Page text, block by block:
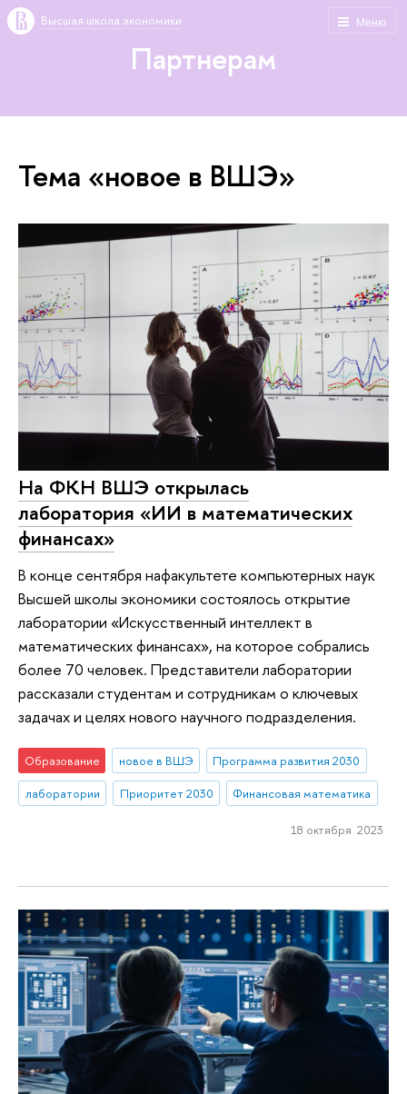
Меню
Высшая школа экономики
Партнерам
Тема «новое в ВШЭ»
На ФКН ВШЭ открылась
лаборатория «ИИ в математических
финансах»
В конце сентября нафакультете компьютерных наук
Высшей школы экономики состоялось открытие
лаборатории «Искусственный интеллект в
математических финансах», на которое собрались
более 70 человек. Представители лаборатории
рассказали студентам и сотрудникам о ключевых
задачах и целях нового научного подразделения.
Образование новое в ВШЭ
Программа развития 2030
лаборатории
Приоритет 2030 Финансовая математика
18 октября 2023